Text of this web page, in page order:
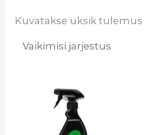
Kuvatakse üksik tulemus